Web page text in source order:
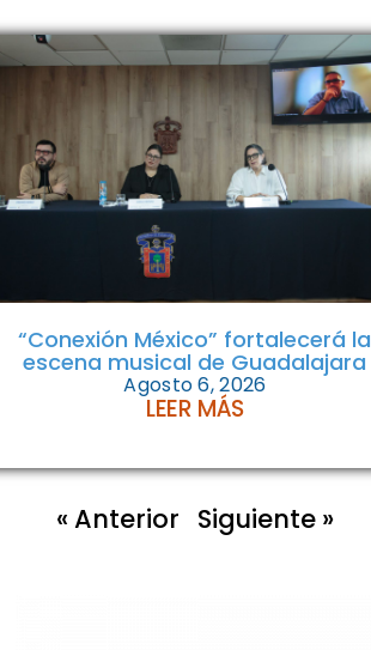
“Conexión México” fortalecerá la
escena musical de Guadalajara
Agosto 6, 2026
LEER MÁS
« Anterior Siguiente »